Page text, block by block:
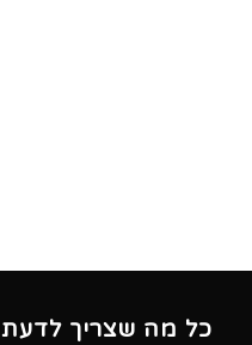
כל מה שצריך לדעת